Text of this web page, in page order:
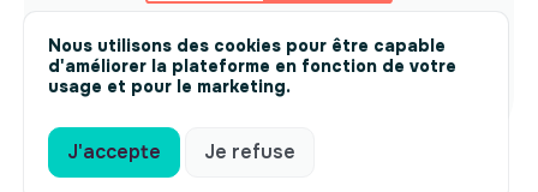
Nous utilisons des cookies pour être capable
d'améliorer la plateforme en fonction de votre
usage et pour le marketing.
J'accepte Je refuse
Mentions légales© makesense 2024 -cookies